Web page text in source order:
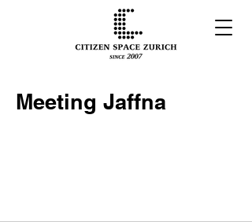
Meeting Jaffna